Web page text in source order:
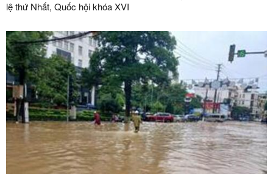
lệ thứ Nhất, Quốc hội khóa XVI